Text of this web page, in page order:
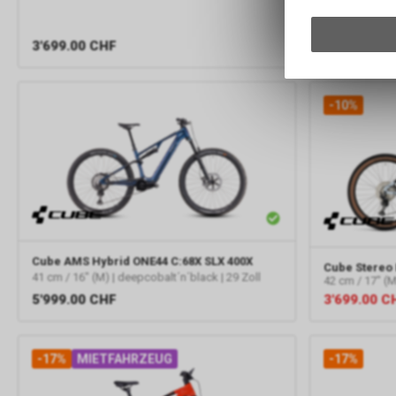
3'699.00 CHF
Scott Patron
XL | black |
Cube AMS Hybrid ONE44 C:68X SLX 400X
41 cm / 16" (M) | deepcobalt´n´black | 29 Zoll
5'999.00 CHF
-10%
Cube Stereo
42 cm / 17"
3'699.00
-17% MIETFAHRZEUG -17%